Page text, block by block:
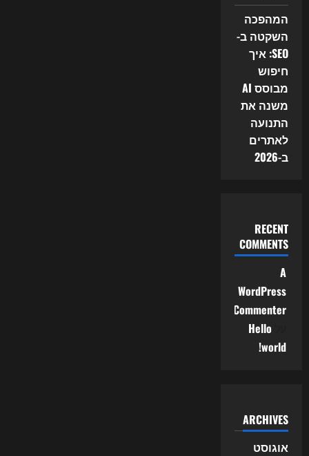
המהפכה
השקטה ב-
SEO: איך
חיפוש
מבוסס AI
משנה את
התנועה
לאתרים
ב-2026
RECENT
COMMENTS
A
WordPress
Commenter
Hello
world!
ARCHIVES
אוגוסט